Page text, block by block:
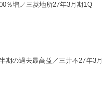
％増／三菱地所27年3月期1Q
期の過去最高益／三井不27年3月